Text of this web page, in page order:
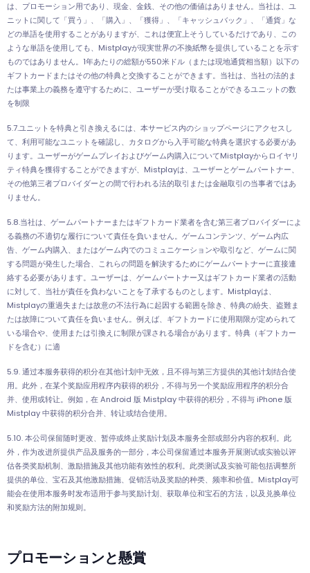
は、プロモーション用であり、現金、金銭、その他の価値はありません。当社は、ユ
ニットに関して「買う」、「購入」、「獲得」、「キャッシュバック」、「通貨」な
どの単語を使用することがありますが、これは便宜上そうしているだけであり、この
ような単語を使用しても、Mistplayが現実世界の不換紙幣を提供していることを示す
ものではありません。1年あたりの総額が550米ドル（または現地通貨相当額）以下の
ギフトカードまたはその他の特典と交換することができます。当社は、当社の法的ま
たは事業上の義務を遵守するために、ユーザーが受け取ることができるユニットの数
を制限
5.7.ユニットを特典と引き換えるには、本サービス内のショップページにアクセスし
て、利用可能なユニットを確認し、カタログから入手可能な特典を選択する必要があ
ります。ユーザーがゲームプレイおよびゲーム内購入についてMistplayからロイヤリ
ティ特典を獲得することができますが、Mistplayは、ユーザーとゲームパートナー、
その他第三者プロバイダーとの間で行われる法的取引または金融取引の当事者ではあ
りません。
5.8.当社は、ゲームパートナーまたはギフトカード業者を含む第三者プロバイダーによ
る義務の不適切な履行について責任を負いません。ゲームコンテンツ、ゲーム内広
告、ゲーム内購入、またはゲーム内でのコミュニケーションや取引など、ゲームに関
する問題が発生した場合、これらの問題を解決するためにゲームパートナーに直接連
絡する必要があります。ユーザーは、ゲームパートナー又はギフトカード業者の活動
に対して、当社が責任を負わないことを了承するものとします。Mistplayは、
Mistplayの重過失または故意の不法行為に起因する範囲を除き、特典の紛失、盗難ま
たは故障について責任を負いません。例えば、ギフトカードに使用期限が定められて
いる場合や、使用または引換えに制限が課される場合があります。特典（ギフトカー
ドを含む）に適
5.9. 通过本服务获得的积分在其他计划中无效，且不得与第三方提供的其他计划结合使
用。此外，在某个奖励应用程序内获得的积分，不得与另一个奖励应用程序的积分合
并、使用或转让。例如，在 Android 版 Mistplay 中获得的积分，不得与 iPhone 版
Mistplay 中获得的积分合并、转让或结合使用。
5.10. 本公司保留随时更改、暂停或终止奖励计划及本服务全部或部分内容的权利。此
外，作为改进所提供产品及服务的一部分，本公司保留通过本服务开展测试或实验以评
估各类奖励机制、激励措施及其他功能有效性的权利。此类测试及实验可能包括调整所
提供的单位、宝石及其他激励措施、促销活动及奖励的种类、频率和价值。Mistplay可
能会在使用本服务时发布适用于参与奖励计划、获取单位和宝石的方法，以及兑换单位
和奖励方法的附加规则。
プロモーションと懸賞